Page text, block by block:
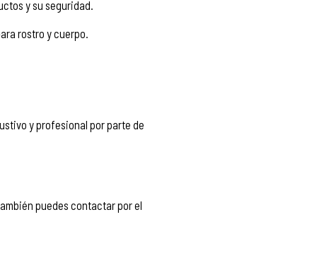
y su seguridad.
rostro y cuerpo.
y profesional por parte de
puedes contactar por el